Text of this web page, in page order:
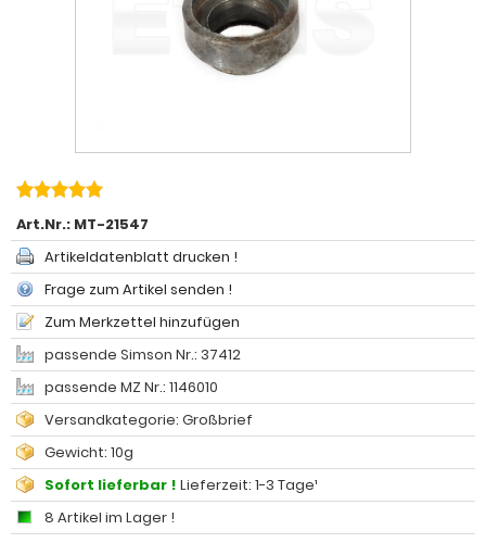
Art.Nr.: MT-21547
Artikeldatenblatt drucken !
Frage zum Artikel senden !
Zum Merkzettel hinzufügen
passende Simson Nr.: 37412
passende MZ Nr.: 1146010
Versandkategorie: Großbrief
Gewicht: 10g
Sofort lieferbar ! Lieferzeit: 1-3 Tage¹
8 Artikel im Lager !